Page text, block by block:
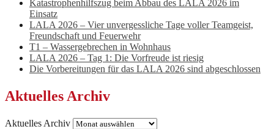
Katastrophenhilfszug beim Abbau des LALA 2026 im
Einsatz
LALA 2026 – Vier unvergessliche Tage voller Teamgeist,
Freundschaft und Feuerwehr
T1 – Wassergebrechen in Wohnhaus
LALA 2026 – Tag 1: Die Vorfreude ist riesig
Die Vorbereitungen für das LALA 2026 sind abgeschlossen
Aktuelles Archiv
Aktuelles Archiv